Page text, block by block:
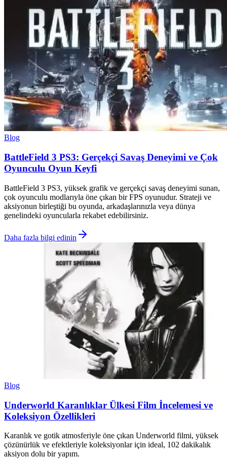
Blog
BattleField 3 PS3: Gerçekçi Savaş Deneyimi ve Çok
Oyunculu Oyun Keyfi
BattleField 3 PS3, yüksek grafik ve gerçekçi savaş deneyimi sunan,
çok oyunculu modlarıyla öne çıkan bir FPS oyunudur. Strateji ve
aksiyonun birleştiği bu oyunda, arkadaşlarınızla veya dünya
genelindeki oyuncularla rekabet edebilirsiniz.
Daha fazla bilgi edinin
Blog
Underworld Karanlıklar Ülkesi Film İncelemesi ve
Koleksiyon Özellikleri
Karanlık ve gotik atmosferiyle öne çıkan Underworld filmi, yüksek
çözünürlük ve efektleriyle koleksiyonlar için ideal, 102 dakikalık
aksiyon dolu bir yapım.